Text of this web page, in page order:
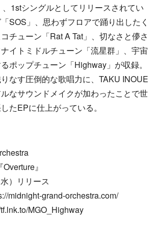
1stシングルとしてリリースされてい
SOS」、思わずフロアで踊り出したく
チューン「Rat A Tat」、切なさと儚さ
イトミドルチューン「流星群」、宇宙
ポップチューン「Highway」が収録。
なす圧倒的な歌唱力に、TAKU INOUE
なサウンドメイクが加わったことで世
たEPに仕上がっている。
』
）リリース
midnight-grand-orchestra.com/
MGO_Highway